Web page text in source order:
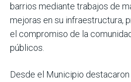
barrios mediante trabajos de
mejoras en su infraestructura,
el compromiso de la
públicos.
Desde el Municipio